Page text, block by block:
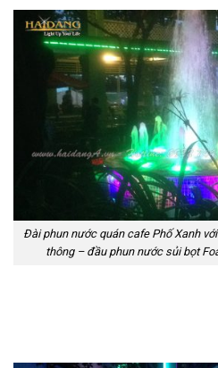
Đài phun nước quán cafe Phố Xanh
thông – đầu phun nước sủi bọt